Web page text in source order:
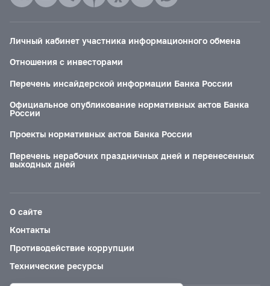
Личный кабинет участника информационного обмена
Отношения с инвесторами
Перечень инсайдерской информации Банка России
Официальное опубликование нормативных актов Банка
России
Проекты нормативных актов Банка России
Перечень нерабочих праздничных дней и перенесенных
выходных дней
О сайте
Контакты
Противодействие коррупции
Технические ресурсы